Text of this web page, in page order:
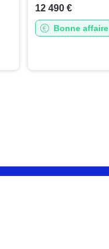
12 490 €
Bonne affaire